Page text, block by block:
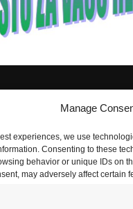
Manage
experiences, we use
Consenting to these
behavior or unique IDs on
may adversely affect certain